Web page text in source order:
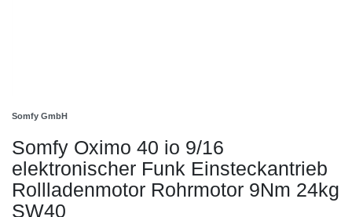
Somfy GmbH
Somfy Oximo 40 io 9/16
elektronischer Funk Einsteckantrieb
Rollladenmotor Rohrmotor 9Nm 24kg
SW40